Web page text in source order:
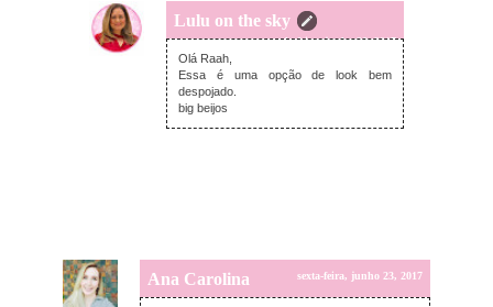
Lulu on the sky
segunda-feira, junho 26, 2017
Olá Raah,
Essa é uma opção de look bem
despojado.
big beijos
Ana Carolina sexta-feira, junho 23, 2017